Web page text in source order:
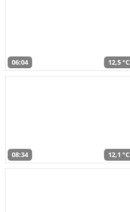
06:04 12,5 °C
08:34 12,1 °C